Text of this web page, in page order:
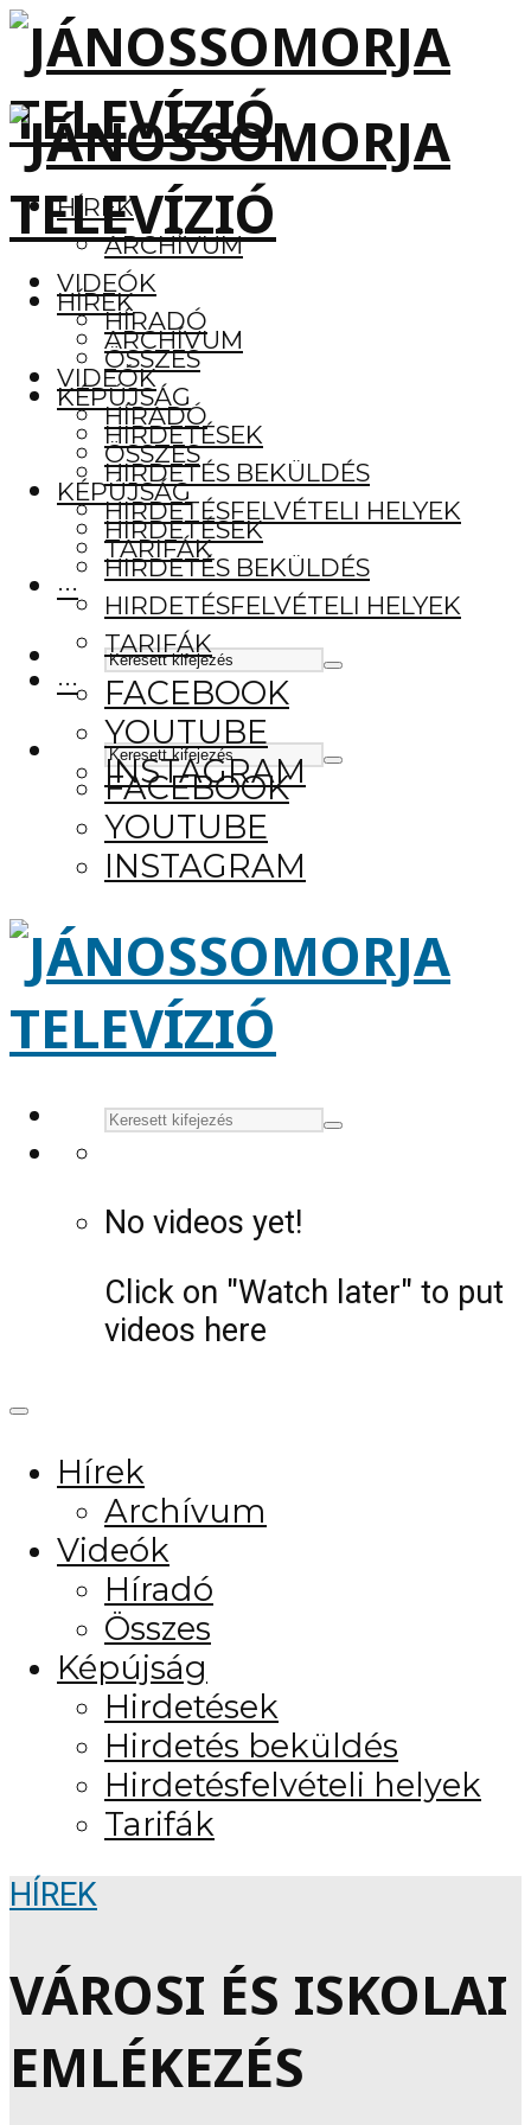
HÍREK
ARCHÍVUM
VIDEÓK
HÍRADÓ
ÖSSZES
KÉPÚJSÁG
HIRDETÉSEK
HIRDETÉS BEKÜLDÉS
HIRDETÉSFELVÉTELI HELYEK
TARIFÁK
···
FACEBOOK
YOUTUBE
INSTAGRAM
HÍREK
ARCHÍVUM
VIDEÓK
HÍRADÓ
ÖSSZES
KÉPÚJSÁG
HIRDETÉSEK
HIRDETÉS BEKÜLDÉS
HIRDETÉSFELVÉTELI HELYEK
TARIFÁK
···
FACEBOOK
YOUTUBE
INSTAGRAM
No videos yet!
Click on "Watch later" to put
videos here
Hírek
Archívum
Videók
Híradó
Összes
Képújság
Hirdetések
Hirdetés beküldés
Hirdetésfelvételi helyek
Tarifák
HÍREK
VÁROSI ÉS ISKOLAI
EMLÉKEZÉS